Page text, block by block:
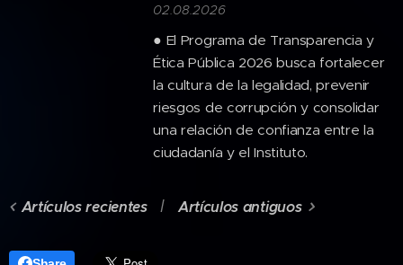
02.08.2026
● El Programa de Transparencia y
Ética Pública 2026 busca fortalecer
la cultura de la legalidad, prevenir
riesgos de corrupción y consolidar
una relación de confianza entre la
ciudadanía y el Instituto.
Artículos recientes Artículos antiguos